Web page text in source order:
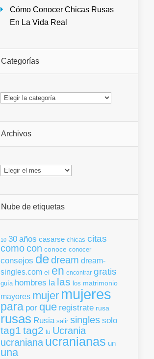
Cómo Conocer Chicas Rusas
En La Vida Real
Categorías
Categorías
Archivos
Archivos
Nube de etiquetas
10 30 años casarse chicas citas
comocon conoce conocer
consejos dedream dream-
singles.com el en encontrar gratis
guía hombres la las los matrimonio
mayores mujer mujeres
para por que registrate rusa
rusas Rusia salir singles solo
tag1 tag2 tu Ucrania
ucraniana ucranianas un
una